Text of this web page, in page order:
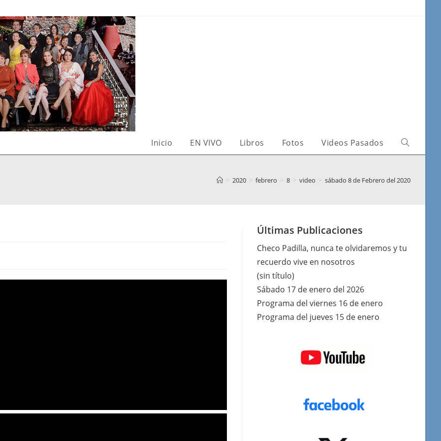
Inicio EN VIVO Libros Fotos Videos Pasados
> 2020 > febrero > 8 > video > sábado 8 de Febrero del 2020
Últimas Publicaciones
Checo Padilla, nunca te olvidaremos y tu
recuerdo vive en nosotros
(sin título)
Sábado 17 de enero del 2026
Programa del viernes 16 de enero
Programa del jueves 15 de enero